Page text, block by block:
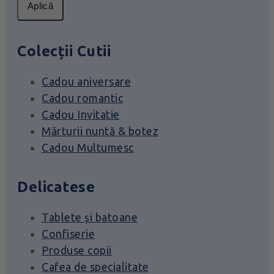
Aplică
Colecții Cutii
Cadou aniversare
Cadou romantic
Cadou Invitatie
Mărturii nuntă & botez
Cadou Multumesc
Delicatese
Tablete și batoane
Confiserie
Produse copii
Cafea de specialitate